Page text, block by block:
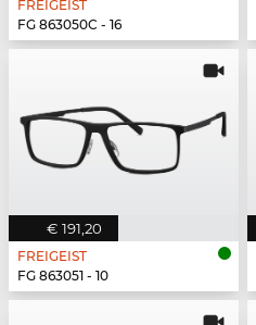
FREIGEIST
FG 863050C - 16
€ 191,20
FREIGEIST
FG 863051 - 10